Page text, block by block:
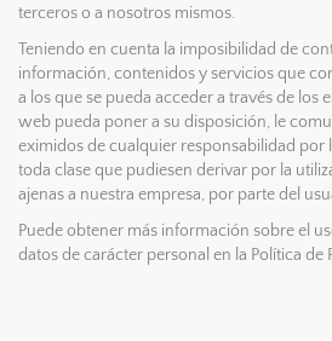
terceros o a nosotros mismos.
Teniendo en cuenta la imposibilidad de
información, contenidos y servicios que
a los que se pueda acceder a través de los
web pueda poner a su disposición, le
eximidos de cualquier responsabilidad por
toda clase que pudiesen derivar por la
ajenas a nuestra empresa, por parte del
Puede obtener más información sobre el
datos de carácter personal en la Política de